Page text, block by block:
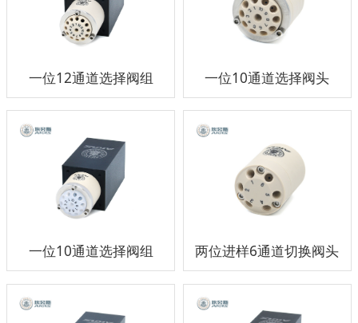
一位12通道选择阀组 一位10通道选择阀头
一位10通道选择阀组 两位进样6通道切换阀头